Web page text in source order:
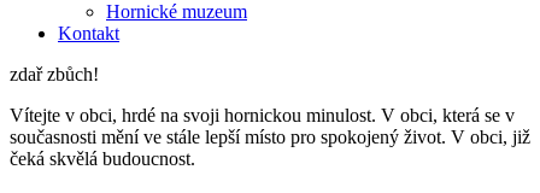
Hornické muzeum
Kontakt
zdař zbůch!
Vítejte v obci, hrdé na svoji hornickou minulost. V obci, která se v
současnosti mění ve stále lepší místo pro spokojený život. V obci, již
čeká skvělá budoucnost.